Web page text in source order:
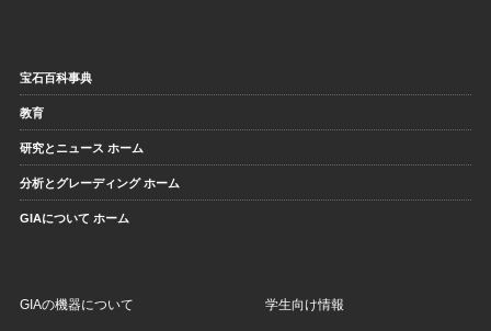
宝石百科事典
教育
研究とニュース ホーム
分析とグレーディング ホーム
GIAについて ホーム
GIAの機器について 学生向け情報